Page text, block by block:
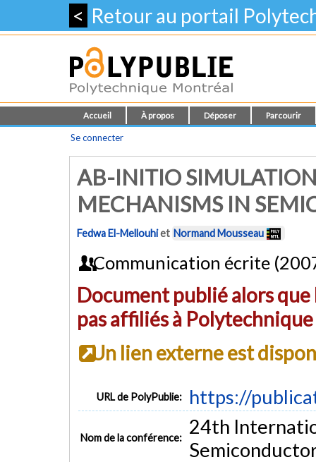
< Retour au portail
Accueil À propos Déposer Parcourir
Se connecter
AB-INITIO
MECHANISMS IN
Fedwa El-Mellouhiet Normand Mousseau
Communication écrite
Document publié alors
pas affiliés à
Un lien externe est
URL de PolyPublie: https://
Nom de la conférence:
24th